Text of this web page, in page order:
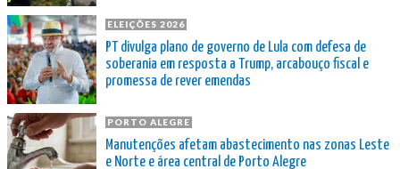
ELEIÇÕES 2026
PT divulga plano de governo de Lula com defesa de
soberania em resposta a Trump, arcabouço fiscal e
promessa de rever emendas
PORTO ALEGRE
Manutenções afetam abastecimento nas zonas Leste
e Norte e área central de Porto Alegre